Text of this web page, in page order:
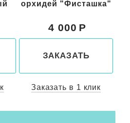
желтой гамме
4 100
ЗАКАЗАТЬ
Заказать в 1 клик